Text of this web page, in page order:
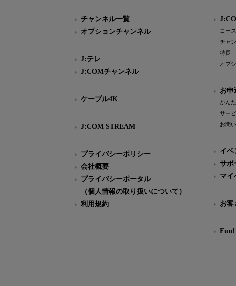
チャンネル一覧
オプションチャンネル
J:テレ
J:COMチャンネル
ケーブル4K
J:COM STREAM
プライバシーポリシー
会社概要
プライバシーポータル
（個人情報の取り扱いについて）
利用規約
コー
チャ
特長
オプ
お申
かん
サー
お問
イベ
サポ
マイ
お客
Fun!